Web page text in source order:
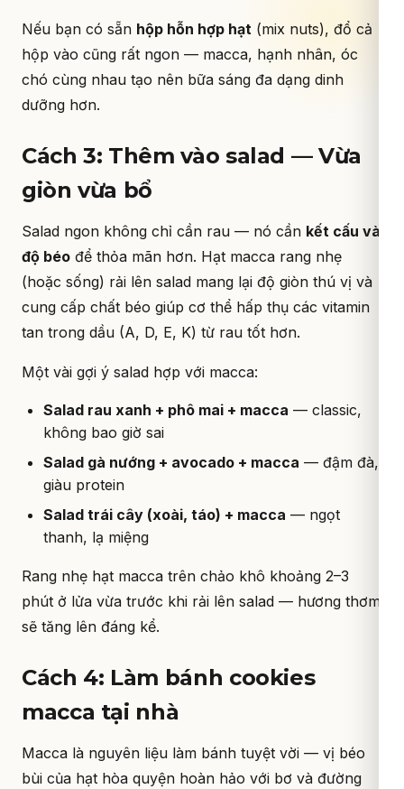
Nếu bạn có sẵn hộp hỗn hợp hạt (mix nuts), đổ cả
hộp vào cũng rất ngon — macca, hạnh nhân, óc
chó cùng nhau tạo nên bữa sáng đa dạng dinh
dưỡng hơn.
Cách 3: Thêm vào salad — Vừa
giòn vừa bổ
Salad ngon không chỉ cần rau — nó cần kết cấu và
độ béo để thỏa mãn hơn. Hạt macca rang nhẹ
(hoặc sống) rải lên salad mang lại độ giòn thú vị và
cung cấp chất béo giúp cơ thể hấp thụ các vitamin
tan trong dầu (A, D, E, K) từ rau tốt hơn.
Một vài gợi ý salad hợp với macca:
Salad rau xanh + phô mai + macca — classic,
không bao giờ sai
Salad gà nướng + avocado + macca — đậm đà,
giàu protein
Salad trái cây (xoài, táo) + macca — ngọt
thanh, lạ miệng
Rang nhẹ hạt macca trên chảo khô khoảng 2–3
phút ở lửa vừa trước khi rải lên salad — hương thơm
sẽ tăng lên đáng kể.
Cách 4: Làm bánh cookies
macca tại nhà
Macca là nguyên liệu làm bánh tuyệt vời — vị béo
bùi của hạt hòa quyện hoàn hảo với bơ và đường